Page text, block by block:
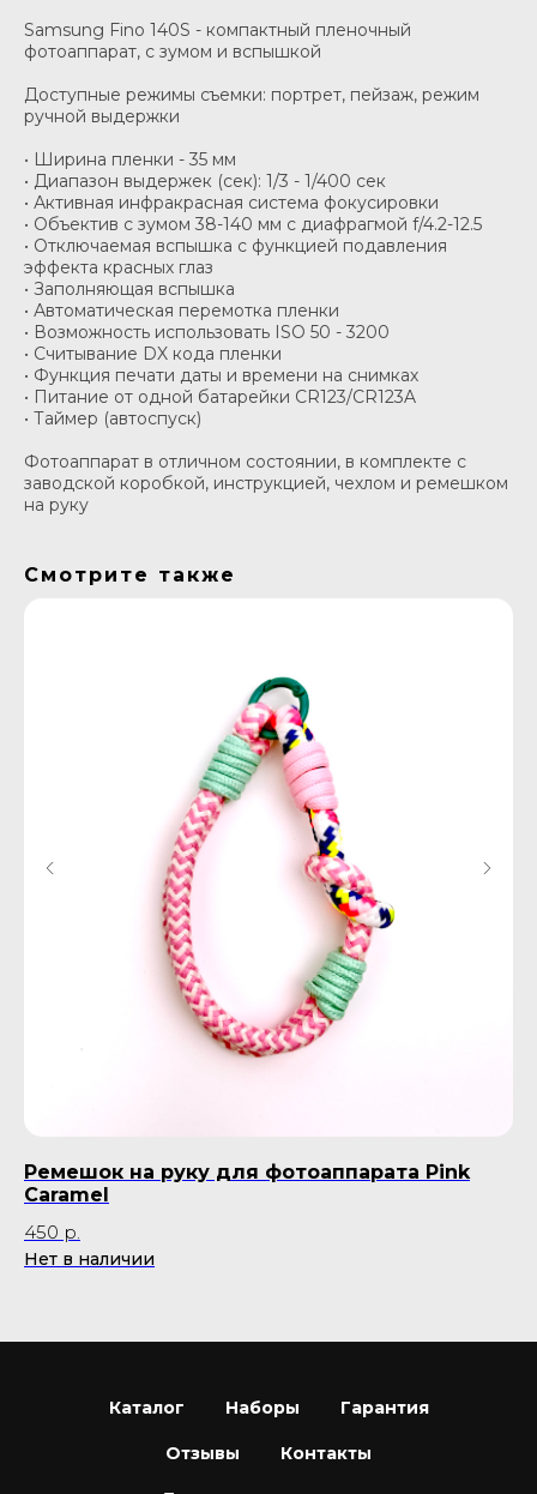
Samsung Fino 140S - компактный пленочный
фотоаппарат, с зумом и вспышкой
Доступные режимы съемки: портрет, пейзаж, режим
ручной выдержки
• Ширина пленки - 35 мм
• Диапазон выдержек (сек): 1/3 - 1/400 сек
• Активная инфракрасная система фокусировки
• Объектив с зумом 38-140 мм с диафрагмой f/4.2-12.5
• Отключаемая вспышка с функцией подавления
эффекта красных глаз
• Заполняющая вспышка
• Автоматическая перемотка пленки
• Возможность использовать ISO 50 - 3200
• Считывание DX кода пленки
• Функция печати даты и времени на снимках
• Питание от одной батарейки CR123/CR123A
• Таймер (автоспуск)
Фотоаппарат в отличном состоянии, в комплекте с
заводской коробкой, инструкцией, чехлом и ремешком
на руку
Смотрите также
Ремешок на руку для фотоаппарата Pink
Caramel
450 р.
Нет в наличии
Каталог Наборы Гарантия
Отзывы Контакты